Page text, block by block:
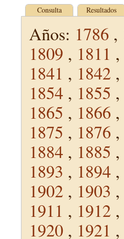
Consulta Resultados
Años: 1786 ,
1809 , 1811 ,
1841 , 1842 ,
1854 , 1855 ,
1865 , 1866 ,
1875 , 1876 ,
1884 , 1885 ,
1893 , 1894 ,
1902 , 1903 ,
1911 , 1912 ,
1920 , 1921 ,